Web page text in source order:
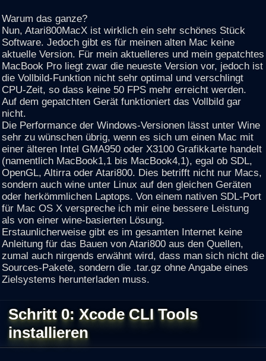
Warum das ganze?
Nun, Atari800MacX ist wirklich ein sehr schönes Stück
Software. Jedoch gibt es für meinen alten Mac keine
aktuelle Version. Für mein aktuelleres und mein gepatchtes
MacBook Pro liegt zwar die neueste Version vor, jedoch ist
die Vollbild-Funktion nicht sehr optimal und verschlingt
CPU-Zeit, so dass keine 50 FPS mehr erreicht werden.
Auf dem gepatchten Gerät funktioniert das Vollbild gar
nicht.
Die Performance der Windows-Versionen lässt unter Wine
sehr zu wünschen übrig, wenn es sich um einen Mac mit
einer älteren Intel GMA950 oder X3100 Grafikkarte handelt
(namentlich MacBook1,1 bis MacBook4,1), egal ob SDL,
OpenGL, Altirra oder Atari800. Dies betrifft nicht nur Macs,
sondern auch wine unter Linux auf den gleichen Geräten
oder herkömmlichen Laptops. Von einem nativen SDL-Port
für Mac OS X verspreche ich mir eine bessere Leistung
als von einer wine-basierten Lösung.
Erstaunlicherweise gibt es im gesamten Internet keine
Anleitung für das Bauen von Atari800 aus den Quellen,
zumal auch nirgends erwähnt wird, dass man sich nicht die
Sources-Pakete, sondern die .tar.gz ohne Angabe eines
Zielsystems herunterladen muss.
Schritt 0: Xcode CLI Tools
installieren